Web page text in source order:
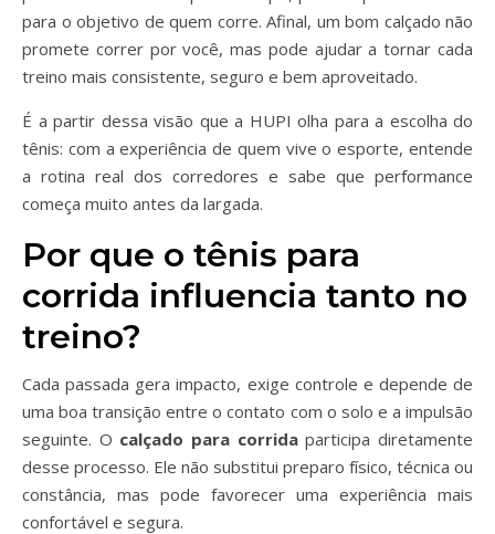
para o objetivo de quem corre. Afinal, um bom calçado não
promete correr por você, mas pode ajudar a tornar cada
treino mais consistente, seguro e bem aproveitado.
É a partir dessa visão que a HUPI olha para a escolha do
tênis: com a experiência de quem vive o esporte, entende
a rotina real dos corredores e sabe que performance
começa muito antes da largada.
Por que o tênis para
corrida influencia tanto no
treino?
Cada passada gera impacto, exige controle e depende de
uma boa transição entre o contato com o solo e a impulsão
seguinte. O calçado para corridaparticipa diretamente
desse processo. Ele não substitui preparo físico, técnica ou
constância, mas pode favorecer uma experiência mais
confortável e segura.